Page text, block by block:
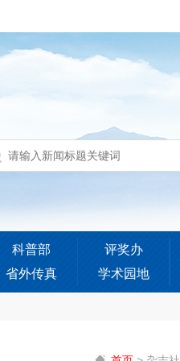
科普部 评奖办
省外传真 学术园地